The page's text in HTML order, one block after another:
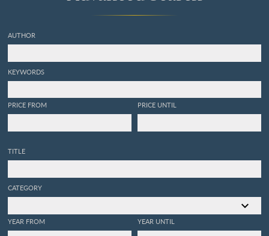
AUTHOR
KEYWORDS
PRICE FROM PRICE UNTIL
TITLE
CATEGORY
YEAR FROM YEAR UNTIL